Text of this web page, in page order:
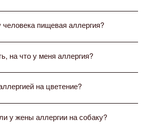
человека пищевая аллергия?
на что у меня аллергия?
на цветение?
у жены аллергии на собаку?